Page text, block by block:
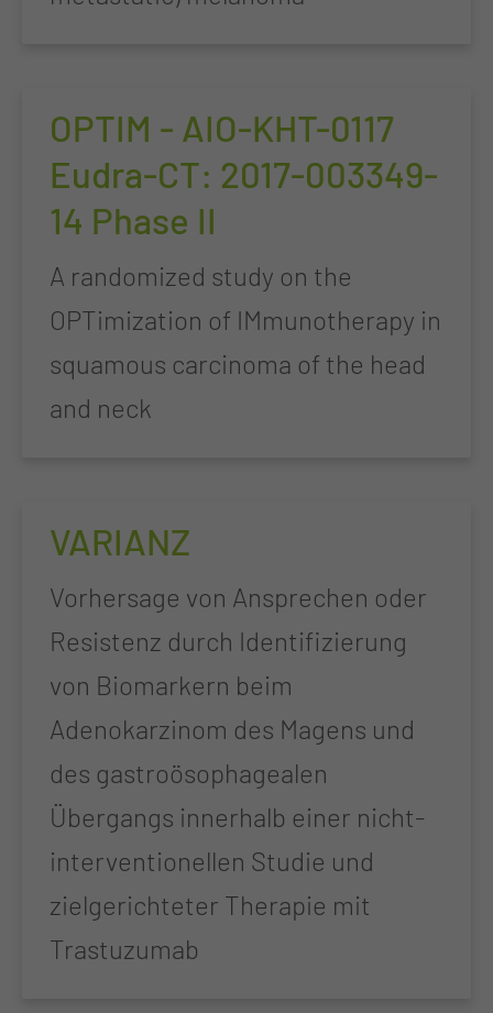
OPTIM - AIO-KHT-0117
Eudra-CT: 2017-003349-
14 Phase II
A randomized study on the
OPTimization of IMmunotherapy in
squamous carcinoma of the head
and neck
VARIANZ
Vorhersage von Ansprechen oder
Resistenz durch Identifizierung
von Biomarkern beim
Adenokarzinom des Magens und
des gastroösophagealen
Übergangs innerhalb einer nicht-
interventionellen Studie und
zielgerichteter Therapie mit
Trastuzumab